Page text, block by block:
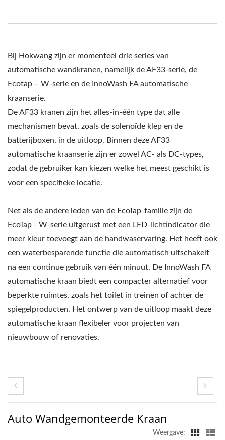
Bij Hokwang zijn er momenteel drie series van
automatische wandkranen, namelijk de AF33-serie, de
Ecotap – W-serie en de InnoWash FA automatische
kraanserie.
De AF33 kranen zijn het alles-in-één type dat alle
mechanismen bevat, zoals de solenoïde klep en de
batterijboxen, in de uitloop. Binnen deze AF33
automatische kraanserie zijn er zowel AC- als DC-types,
zodat de gebruiker kan kiezen welke het meest geschikt is
voor een specifieke locatie.
Net als de andere leden van de EcoTap-familie zijn de
EcoTap - W-serie uitgerust met een LED-lichtindicator die
meer kleur toevoegt aan de handwaservaring. Het heeft ook
een waterbesparende functie die automatisch uitschakelt
na een continue gebruik van één minuut. De InnoWash FA
automatische kraan biedt een compacter alternatief voor
beperkte ruimtes, zoals het toilet in treinen of achter de
spiegelproducten. Het ontwerp van de uitloop maakt deze
automatische kraan flexibeler voor projecten van
nieuwbouw of renovaties.
Auto Wandgemonteerde Kraan
Weergave: